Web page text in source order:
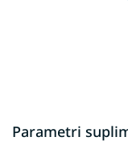
Parametri